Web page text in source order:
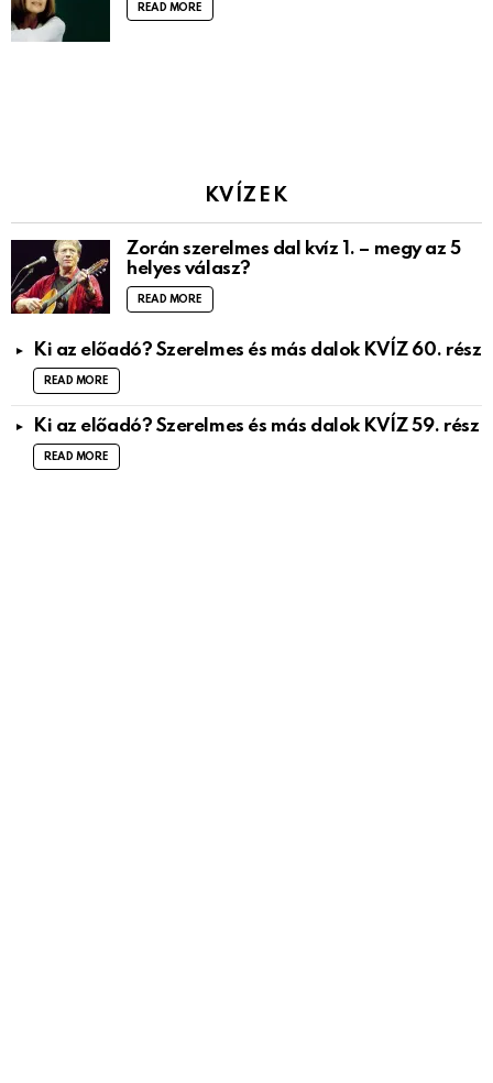
READ MORE
KVÍZEK
Zorán szerelmes dal kvíz 1. – megy az 5
helyes válasz?
READ MORE
Ki az előadó? Szerelmes és más dalok KVÍZ 60. rész
READ MORE
Ki az előadó? Szerelmes és más dalok KVÍZ 59. rész
READ MORE